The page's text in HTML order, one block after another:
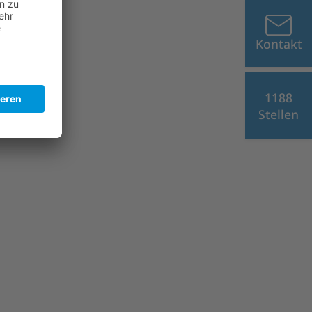
Kontakt
1188
Stellen